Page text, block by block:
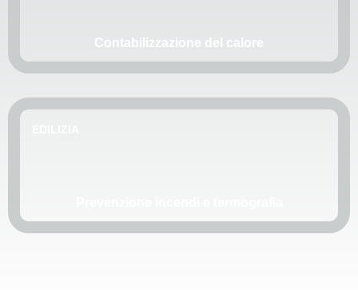
Contabilizzazione del calore